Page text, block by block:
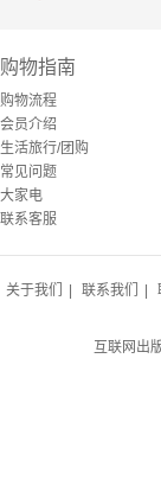
购物指南
购物流程
会员介绍
生活旅行/团购
常见问题
大家电
联系客服
关于我们 联系我们
互联网出